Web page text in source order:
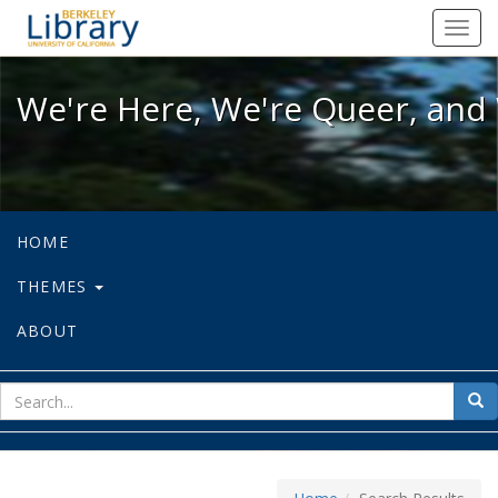
We're Here, We're Queer, and
We're Here, We're Queer,
HOME
THEMES
ABOUT
for